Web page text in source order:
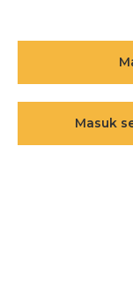
Masuk